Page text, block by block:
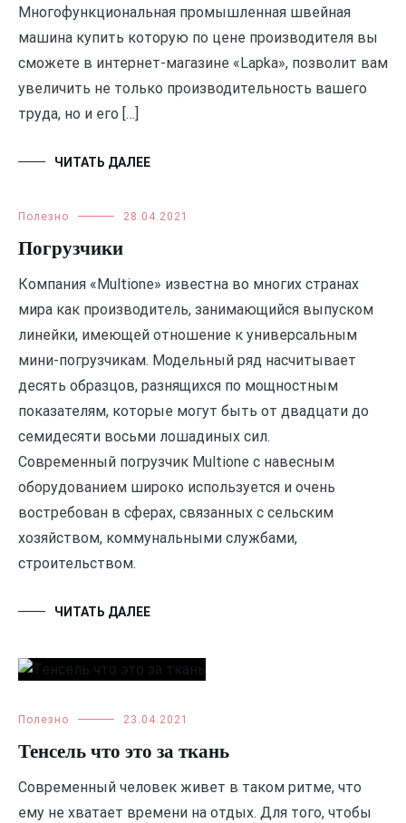
Многофункциональная промышленная швейная
машина купить которую по цене производителя вы
сможете в интернет-магазине «Lapka», позволит вам
увеличить не только производительность вашего
труда, но и его […]
ЧИТАТЬ ДАЛЕЕ
Полезно 28.04.2021
Погрузчики
Компания «Multione» известна во многих странах
мира как производитель, занимающийся выпуском
линейки, имеющей отношение к универсальным
мини-погрузчикам. Модельный ряд насчитывает
десять образцов, разнящихся по мощностным
показателям, которые могут быть от двадцати до
семидесяти восьми лошадиных сил.
Современный погрузчик Multione с навесным
оборудованием широко используется и очень
востребован в сферах, связанных с сельским
хозяйством, коммунальными службами,
строительством.
ЧИТАТЬ ДАЛЕЕ
Полезно 23.04.2021
Тенсель что это за ткань
Современный человек живет в таком ритме, что
ему не хватает времени на отдых. Для того, чтобы